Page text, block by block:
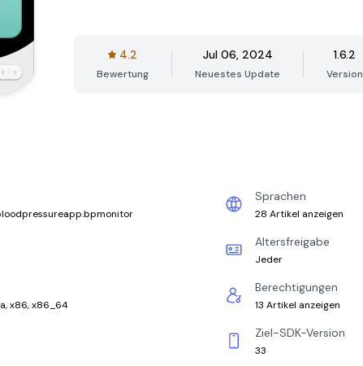
4.2
Bewertung
Jul 06, 2024
Neuestes Update
1.6.2
Version
Sprachen
28 Artikel anzeigen
Altersfreigabe
Jeder
x86, x86_64
Berechtigungen
13 Artikel anzeigen
Ziel-SDK-Version
33